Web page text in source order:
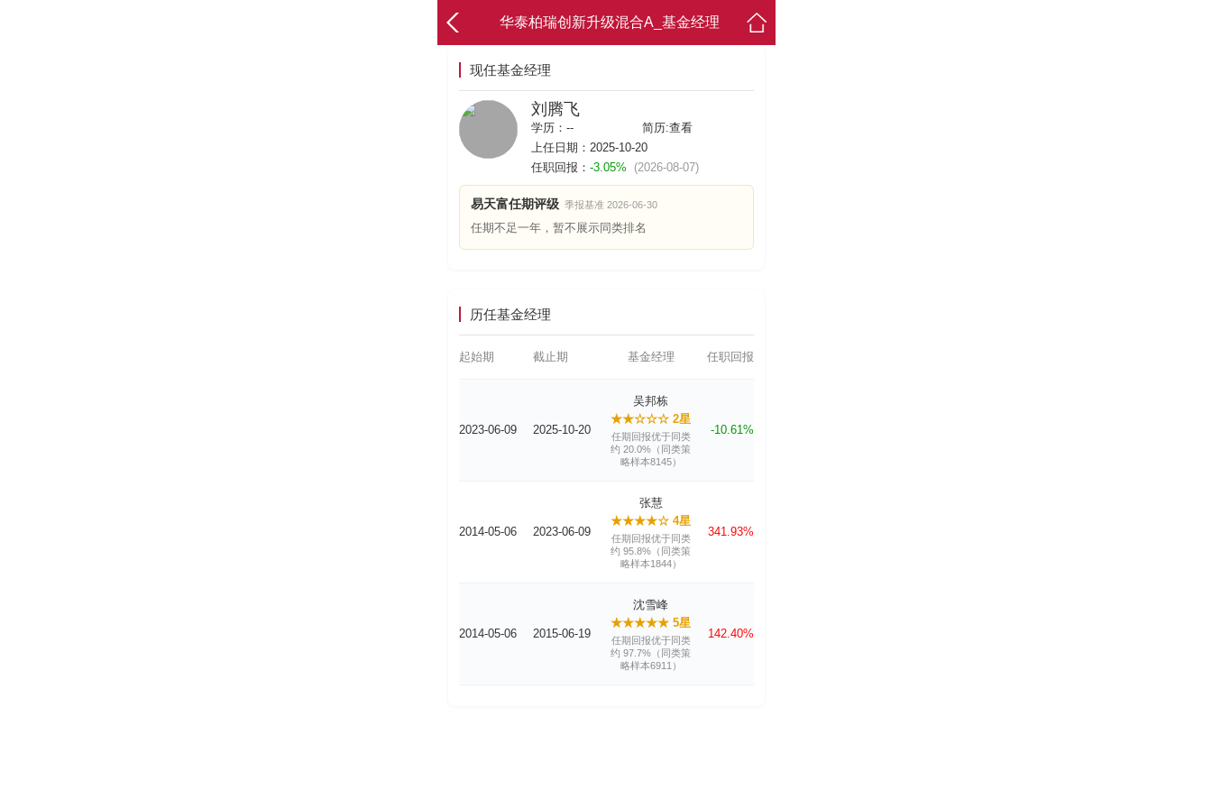
华泰柏瑞创新升级混合A_基金经理
现任基金经理
刘腾飞
学历：-- 简历:查看
上任日期：2025-10-20
任职回报： -3.05% (2026-08-07)
易天富任期评级 季报基准 2026-06-30
任期不足一年，暂不展示同类排名
历任基金经理
起始期 截止期 基金经理 任职回报
2023-06-09 2025-10-20
吴邦栋
★★☆☆☆ 2星
任期回报优于同类
约 20.0%（同类策
略样本8145）
-10.61%
2014-05-06 2023-06-09
张慧
★★★★☆ 4星
任期回报优于同类
约 95.8%（同类策
略样本1844）
341.93%
2014-05-06 2015-06-19
沈雪峰
★★★★★ 5星
任期回报优于同类
约 97.7%（同类策
略样本6911）
142.40%